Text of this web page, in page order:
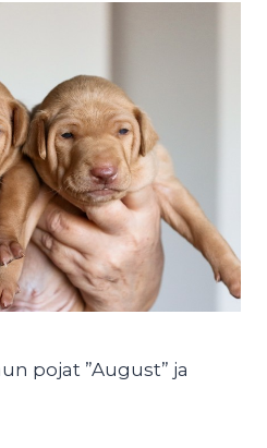
pojat ”August” ja